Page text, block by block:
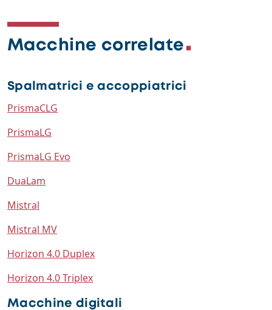
Macchine correlate
Spalmatrici e accoppiatrici
PrismaCLG
PrismaLG
PrismaLG Evo
DuaLam
Mistral
Mistral MV
Horizon 4.0 Duplex
Horizon 4.0 Triplex
Macchine digitali